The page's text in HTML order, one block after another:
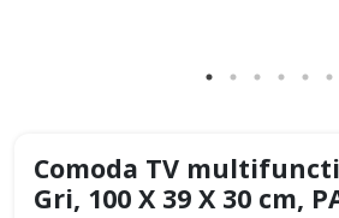
Comoda TV
Gri, 100 X 39 X 30 cm,